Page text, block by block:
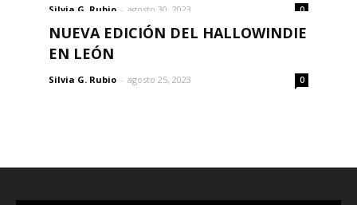
Silvia G. Rubio - agosto 30, 2023 0
NUEVA EDICIÓN DEL HALLOWINDIE
EN LEÓN
Silvia G. Rubio - agosto 25, 2023 0